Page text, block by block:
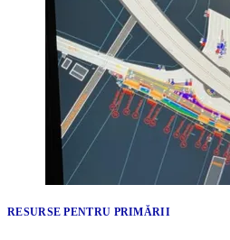
RESURSE PENTRU PRIMĂRII